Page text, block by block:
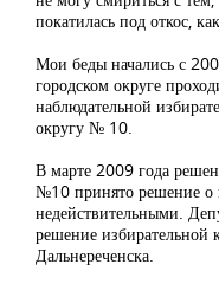
покатилась под откос,
Мои беды начались с
городском округе
наблюдательной
округу № 10.
В марте 2009 года
№10 принято решение о
недействительными.
решение избирательной
Дальнереченска.